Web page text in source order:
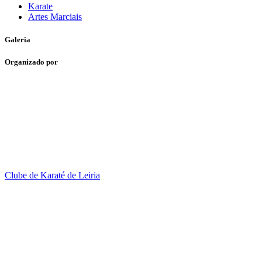
Karate
Artes Marciais
Galeria
Organizado por
Clube de Karaté de Leiria